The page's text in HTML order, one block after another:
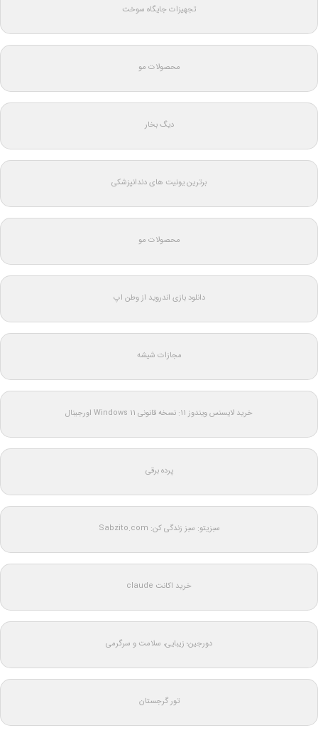
تجهیزات جایگاه سوخت
محصولات مو
دیگ بخار
برترین یونیت های دندانپزشکی
محصولات مو
دانلود بازی اندروید از وطن اپ
مجازات شیشه
خرید لایسنس ویندوز 11: نسخه قانونی Windows 11 اورجینال
پرده برقی
سبزیتو: سبز زندگی کن: Sabzito.com
خرید اکانت claude
دورجین؛ زیبایی، سلامت و سرگرمی
تور گرجستان